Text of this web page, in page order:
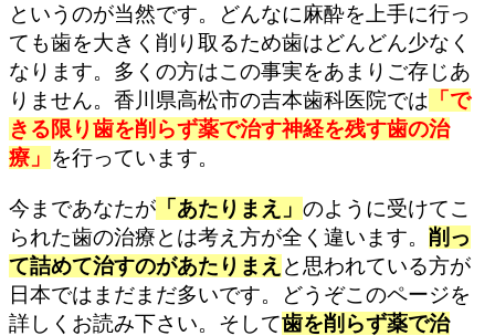
というのが当然です。どんなに麻酔を上手に行っ
ても歯を大きく削り取るため歯はどんどん少なく
なります。多くの方はこの事実をあまりご存じあ
りません。香川県高松市の吉本歯科医院では 「で
きる限り歯を削らず薬で治す神経を残す歯の治
療」 を行っています。
今まであなたが 「あたりまえ」 のように受けてこ
られた歯の治療とは考え方が全く違います。 削っ
て詰めて治すのがあたりまえ と思われている方が
日本ではまだまだ多いです。どうぞこのページを
詳しくお読み下さい。そして歯を削らず薬で治